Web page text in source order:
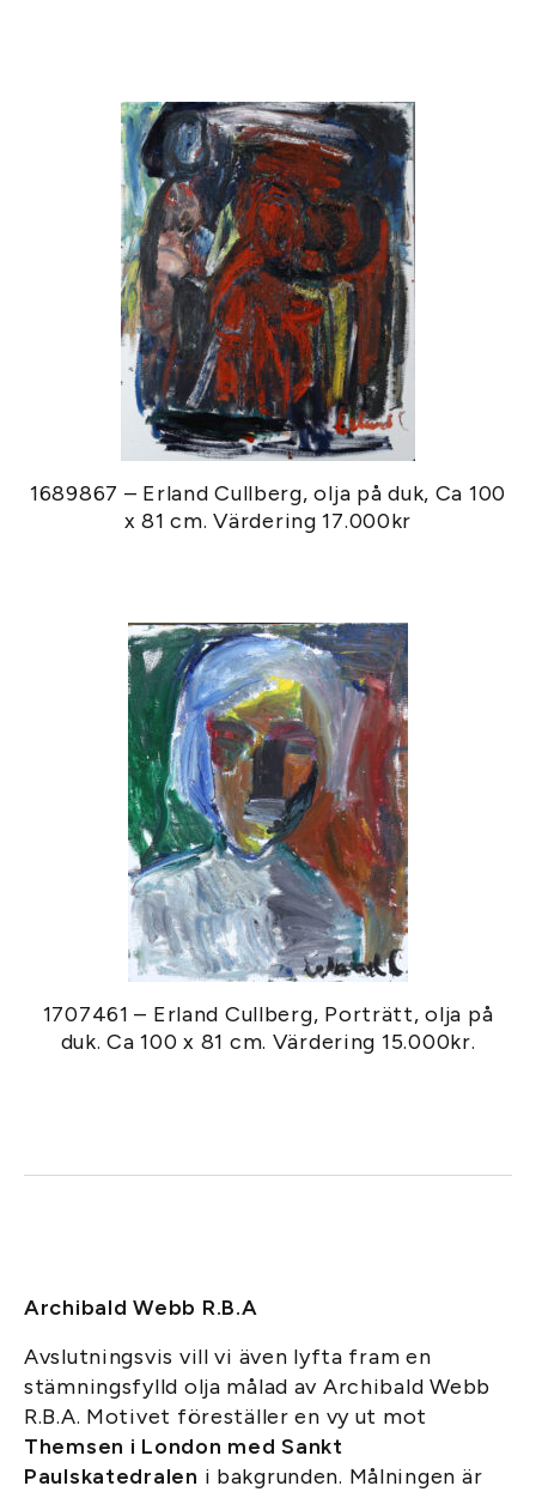
1689867 – Erland Cullberg, olja på duk, Ca 100
x 81 cm. Värdering 17.000kr
1707461 – Erland Cullberg, Porträtt, olja på
duk. Ca 100 x 81 cm. Värdering 15.000kr.
Archibald Webb R.B.A
Avslutningsvis vill vi även lyfta fram en
stämningsfylld olja målad av Archibald Webb
R.B.A. Motivet föreställer en vy ut mot
Themsen i London med Sankt
Paulskatedralen i bakgrunden. Målningen är